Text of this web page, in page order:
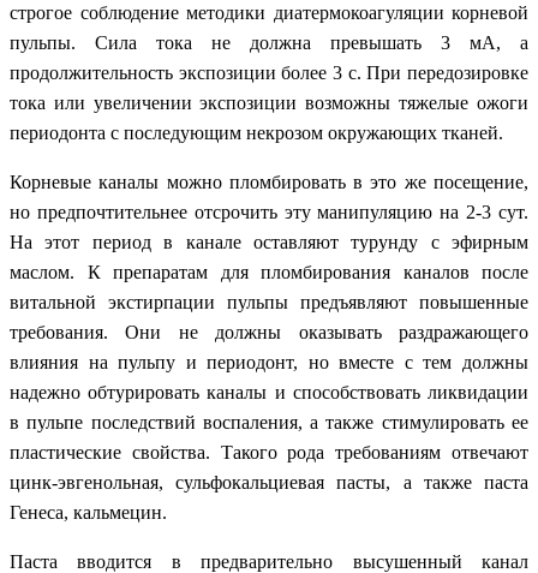
строгое соблюдение методики диатермокоагуляции корневой
пульпы. Сила тока не должна превышать 3 мА, а
продолжительность экспозиции более 3 с. При передозировке
тока или увеличении экспозиции возможны тяжелые ожоги
периодонта с последующим некрозом окружающих тканей.
Корневые каналы можно пломбировать в это же посещение,
но предпочтительнее отсрочить эту манипуляцию на 2-3 сут.
На этот период в канале оставляют турунду с эфирным
маслом. К препаратам для пломбирования каналов после
витальной экстирпации пульпы предъявляют повышенные
требования. Они не должны оказывать раздражающего
влияния на пульпу и периодонт, но вместе с тем должны
надежно обтурировать каналы и способствовать ликвидации
в пульпе последствий воспаления, а также стимулировать ее
пластические свойства. Такого рода требованиям отвечают
цинк-эвгенольная, сульфокальциевая пасты, а также паста
Генеса, кальмецин.
Паста вводится в предварительно высушенный канал